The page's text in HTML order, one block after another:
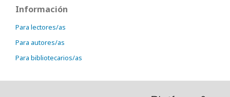
Información
Para lectores/as
Para autores/as
Para bibliotecarios/as